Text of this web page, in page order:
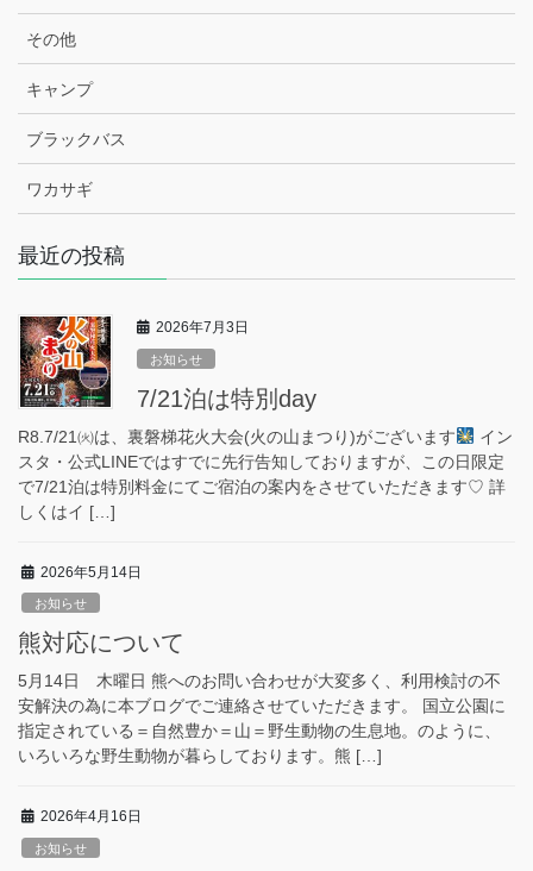
その他
キャンプ
ブラックバス
ワカサギ
最近の投稿
2026年7月3日
お知らせ
7/21泊は特別day
R8.7/21㈫は、裏磐梯花火大会(火の山まつり)がございます
イン
スタ・公式LINEではすでに先行告知しておりますが、この日限定
で7/21泊は特別料金にてご宿泊の案内をさせていただきます♡ 詳
しくはイ […]
2026年5月14日
お知らせ
熊対応について
5月14日 木曜日 熊へのお問い合わせが大変多く、利用検討の不
安解決の為に本ブログでご連絡させていただきます。 国立公園に
指定されている＝自然豊か＝山＝野生動物の生息地。のように、
いろいろな野生動物が暮らしております。熊 […]
2026年4月16日
お知らせ